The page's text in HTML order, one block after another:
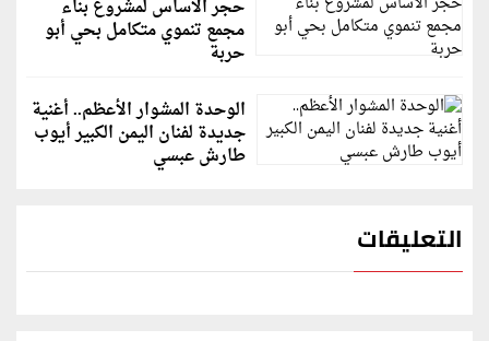
حجر الأساس لمشروع بناء
مجمع تنموي متكامل بحي أبو
حربة
الوحدة المشوار الأعظم.. أغنية
جديدة لفنان اليمن الكبير أيوب
طارش عبسي
التعليقات